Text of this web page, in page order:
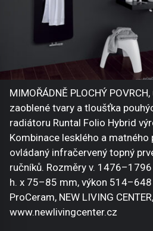
MIMOŘÁDNĚ PLOCHÝ
zaoblené tvary a tloušťka
radiátoru Runtal Folio Hybrid
Kombinace lesklého a matného
ovládaný infračervený topný
ručníků. Rozměry v.
h. x 75–85 mm, výkon 514–648
ProCeram, NEW LIVING CENTER,
www.newlivingcenter.cz